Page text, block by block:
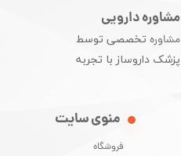
منوی سایت
فروشگاه
مشاوره دارویی
مشاوره تخصصی توسط
پزشک داروساز با تجربه